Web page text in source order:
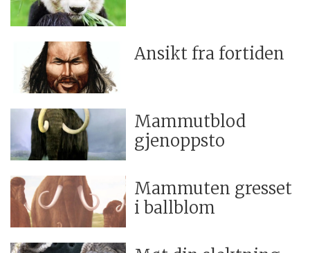
Ansikt fra fortiden
Mammutblod
gjenoppsto
Mammuten gresset
i ballblom